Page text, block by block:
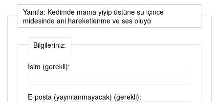
Yanıtla: Kedimde mama yiyip üstüne su içince
midesinde ani hareketlenme ve ses oluyo
Bilgileriniz:
İsim (gerekli):
E-posta (yayınlanmayacak) (gerekli):